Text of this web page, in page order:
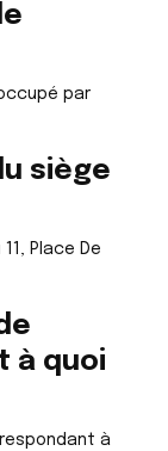
par
siège
Place De
à quoi
à